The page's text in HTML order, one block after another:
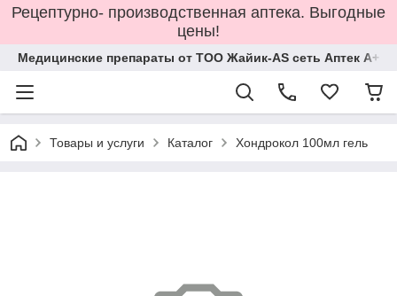
Рецептурно- производственная аптека. Выгодные
цены!
Медицинские препараты от ТОО Жайик-AS сеть Аптек А+
Товары и услуги Каталог Хондрокол 100мл гель